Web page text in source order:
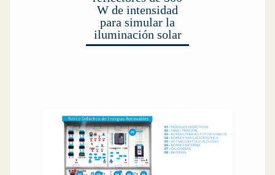
W de intensidad
para simular la
iluminación solar